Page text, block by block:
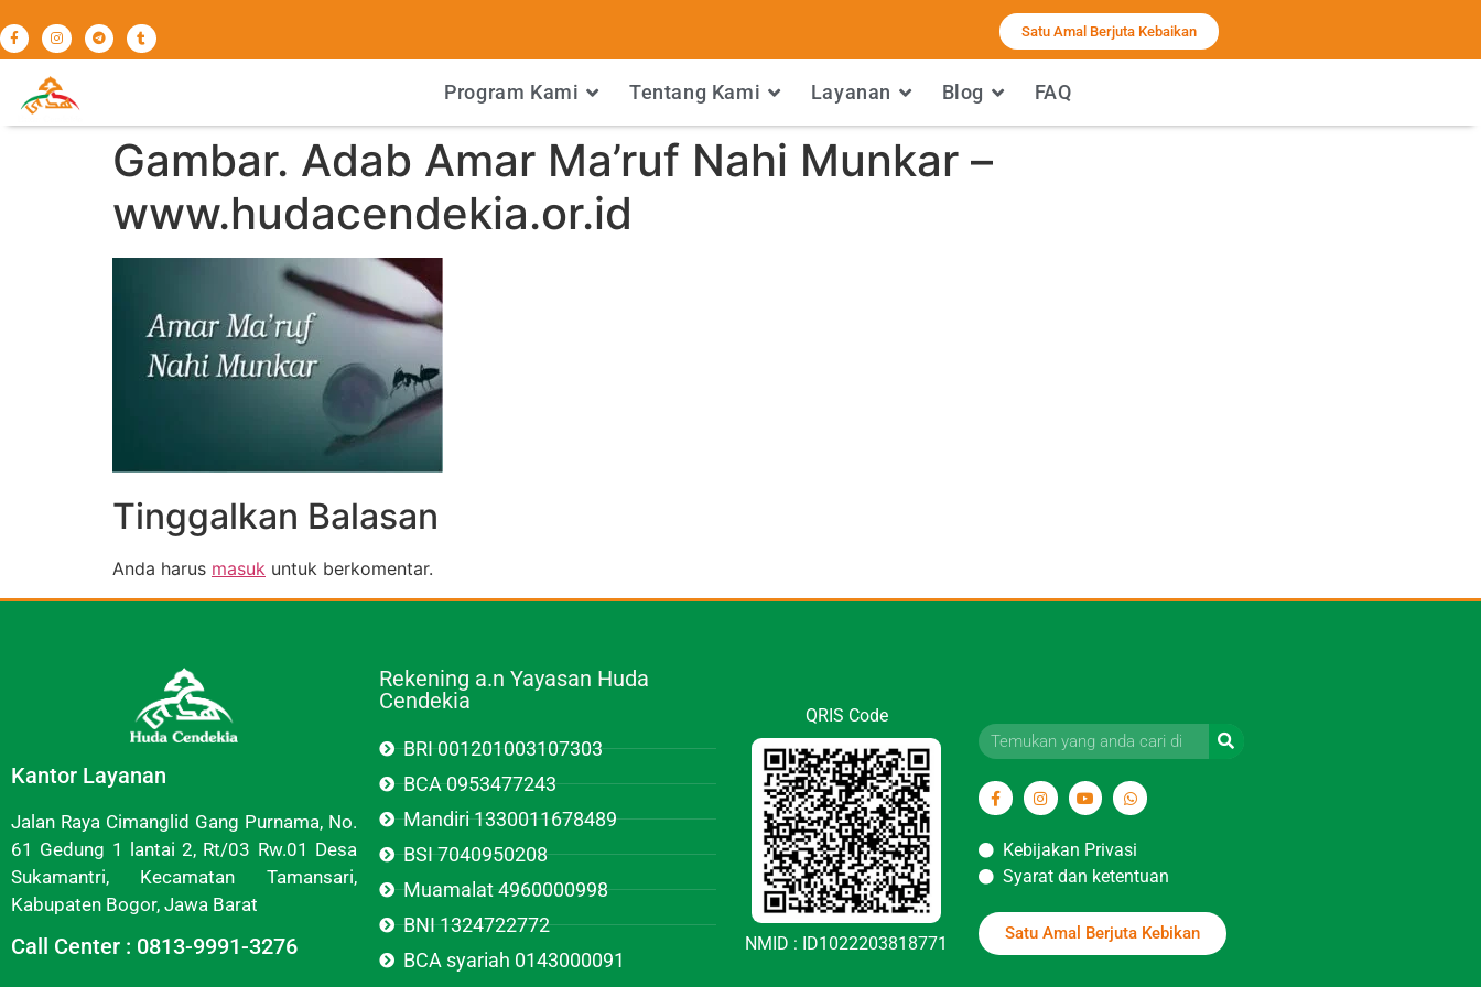
Satu Amal Berjuta Kebaikan
Program Kami Tentang Kami Layanan Blog FAQ
Gambar. Adab Amar Ma’ruf Nahi Munkar –
www.hudacendekia.or.id
Tinggalkan Balasan
Anda harus masuk untuk berkomentar.
Kantor Layanan
Jalan Raya Cimanglid Gang Purnama, No.
61 Gedung 1 lantai 2, Rt/03 Rw.01 Desa
Sukamantri, Kecamatan Tamansari,
Kabupaten Bogor, Jawa Barat
Call Center : 0813-9991-3276
Rekening a.n Yayasan Huda
Cendekia
BRI 001201003107303
BCA 0953477243
Mandiri 1330011678489
BSI 7040950208
Muamalat 4960000998
BNI 1324722772
BCA syariah 0143000091
QRIS Code
NMID : ID1022203818771
Kebijakan Privasi
Syarat dan ketentuan
Satu Amal Berjuta Kebikan